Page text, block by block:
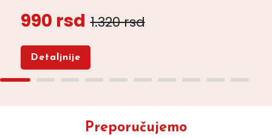
990 rsd 1.320 rsd
Detaljnije
Preporučujemo